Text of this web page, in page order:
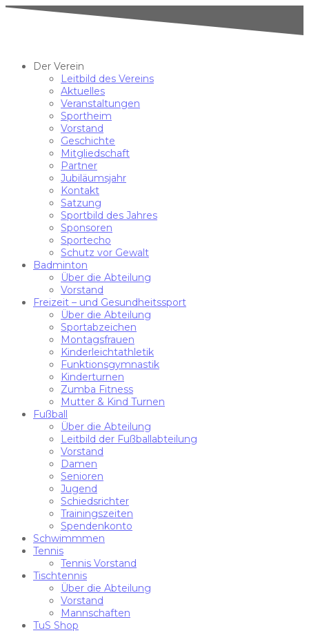
Der Verein
Leitbild des Vereins
Aktuelles
Veranstaltungen
Sportheim
Vorstand
Geschichte
Mitgliedschaft
Partner
Jubiläumsjahr
Kontakt
Satzung
Sportbild des Jahres
Sponsoren
Sportecho
Schutz vor Gewalt
Badminton
Über die Abteilung
Vorstand
Freizeit – und Gesundheitssport
Über die Abteilung
Sportabzeichen
Montagsfrauen
Kinderleichtathletik
Funktionsgymnastik
Kinderturnen
Zumba Fitness
Mutter & Kind Turnen
Fußball
Über die Abteilung
Leitbild der Fußballabteilung
Vorstand
Damen
Senioren
Jugend
Schiedsrichter
Trainingszeiten
Spendenkonto
Schwimmmen
Tennis
Tennis Vorstand
Tischtennis
Über die Abteilung
Vorstand
Mannschaften
TuS Shop